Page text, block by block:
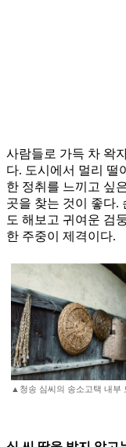
사람들로 가득 차 왁
다. 도시에서 멀리 떨
한 정취를 느끼고 싶
곳을 찾는 것이 좋다.
도 해보고 귀여운 검
한 주중이 제격이다.
▲청송 심씨의 송소고택 내부